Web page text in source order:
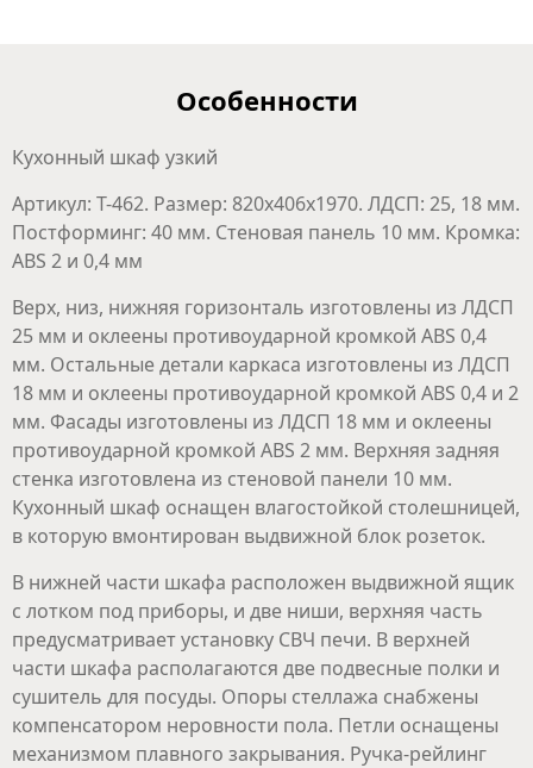
Особенности
Кухонный шкаф узкий
Артикул: T-462. Размер: 820х406х1970. ЛДСП: 25, 18 мм.
Постформинг: 40 мм. Стеновая панель 10 мм. Кромка:
ABS 2 и 0,4 мм
Верх, низ, нижняя горизонталь изготовлены из ЛДСП
25 мм и оклеены противоударной кромкой ABS 0,4
мм. Остальные детали каркаса изготовлены из ЛДСП
18 мм и оклеены противоударной кромкой ABS 0,4 и 2
мм. Фасады изготовлены из ЛДСП 18 мм и оклеены
противоударной кромкой ABS 2 мм. Верхняя задняя
стенка изготовлена из стеновой панели 10 мм.
Кухонный шкаф оснащен влагостойкой столешницей,
в которую вмонтирован выдвижной блок розеток.
В нижней части шкафа расположен выдвижной ящик
с лотком под приборы, и две ниши, верхняя часть
предусматривает установку СВЧ печи. В верхней
части шкафа располагаются две подвесные полки и
сушитель для посуды. Опоры стеллажа снабжены
компенсатором неровности пола. Петли оснащены
механизмом плавного закрывания. Ручка-рейлинг